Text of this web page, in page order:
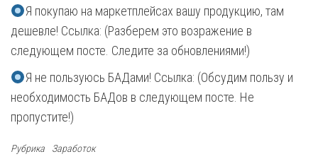
Я покупаю на маркетплейсах вашу продукцию, там
дешевле! Ссылка: (Разберем это возражение в
следующем посте. Следите за обновлениями!)
Я не пользуюсь БАДами! Ссылка: (Обсудим пользу и
необходимость БАДов в следующем посте. Не
пропустите!)
Рубрика Заработок